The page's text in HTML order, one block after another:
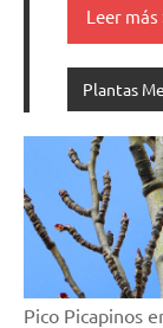
Leer más
Plantas
Pico Picapinos